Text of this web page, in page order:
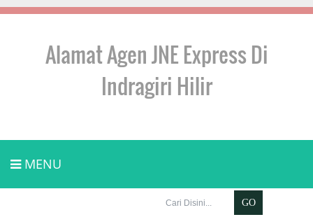
Alamat Agen JNE Express Di
Indragiri Hilir
MENU